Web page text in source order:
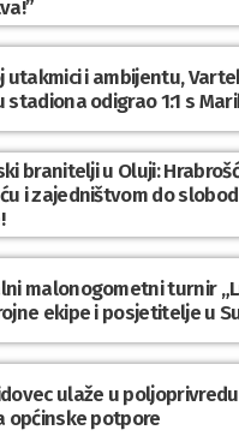
utakmici i ambijentu,
stadiona odigrao 1:1 s
branitelji u Oluji:
i zajedništvom do
malonogometni turnir
ekipe i posjetitelje u
ulaže u
općinske potpore